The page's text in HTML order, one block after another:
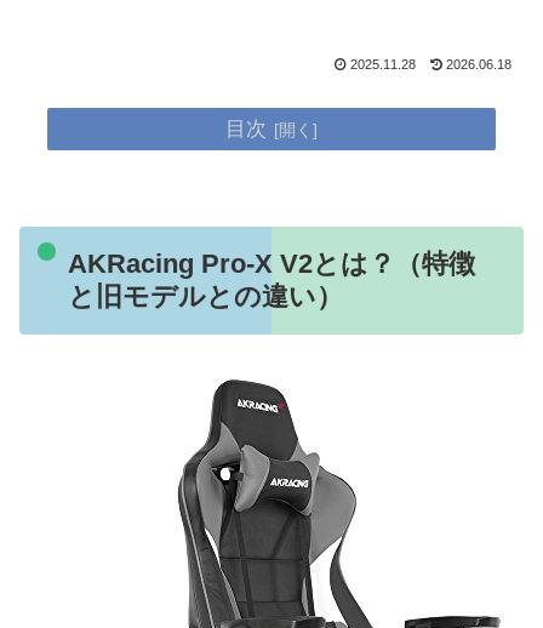
2025.11.28 2026.06.18
目次
AKRacing Pro‑X V2とは？（特徴
と旧モデルとの違い）